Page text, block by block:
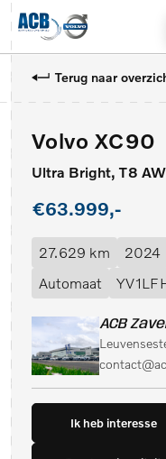
Terug naar
Volvo XC90
Ultra Bright, T8
€63.999,-
27.629 km 2024
Automaat
ACB
Ik heb interesse